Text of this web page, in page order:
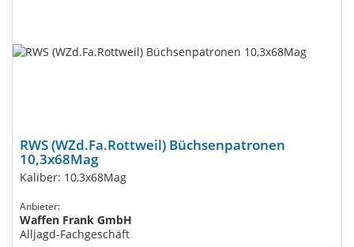
RWS (WZd.Fa.Rottweil) Büchsenpatronen
10,3x68Mag
Kaliber: 10,3x68Mag
Anbieter:
Waffen Frank GmbH
Alljagd-Fachgeschäft